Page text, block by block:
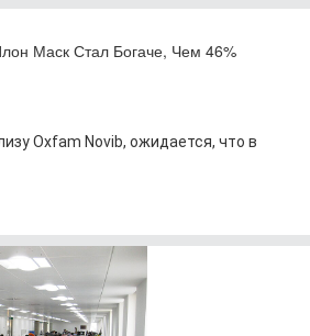
Маск Стал Богаче, Чем 46%
Oxfam Novib, ожидается, что в